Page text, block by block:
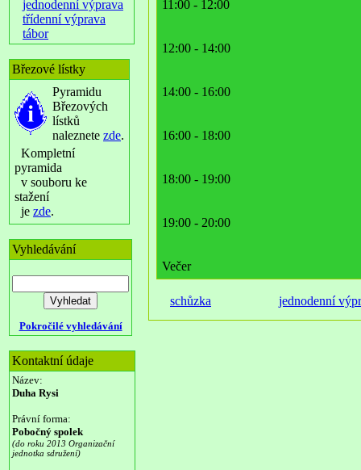
jednodenní výprava
třídenní výprava
tábor
Březové lístky
Pyramidu
Březových
lístků
naleznete zde.
Kompletní
pyramida
v souboru ke
stažení
je zde.
Vyhledávání
Pokročilé vyhledávání
Kontaktní údaje
Název:
Duha Rysi
Právní forma:
Pobočný spolek
(do roku 2013 Organizační
jednotka sdružení)
11:00 - 12:00
12:00 - 14:00
14:00 - 16:00
16:00 - 18:00
18:00 - 19:00
19:00 - 20:00
Večer
schůzka jednodenní